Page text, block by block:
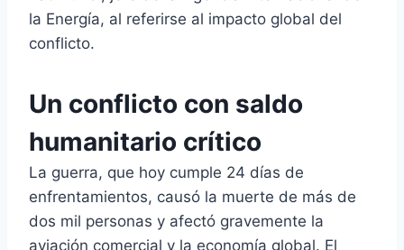
la Energía, al referirse al impacto global del
conflicto.
Un conflicto con saldo
humanitario crítico
La guerra, que hoy cumple 24 días de
enfrentamientos, causó la muerte de más de
dos mil personas y afectó gravemente la
aviación comercial y la economía global. El